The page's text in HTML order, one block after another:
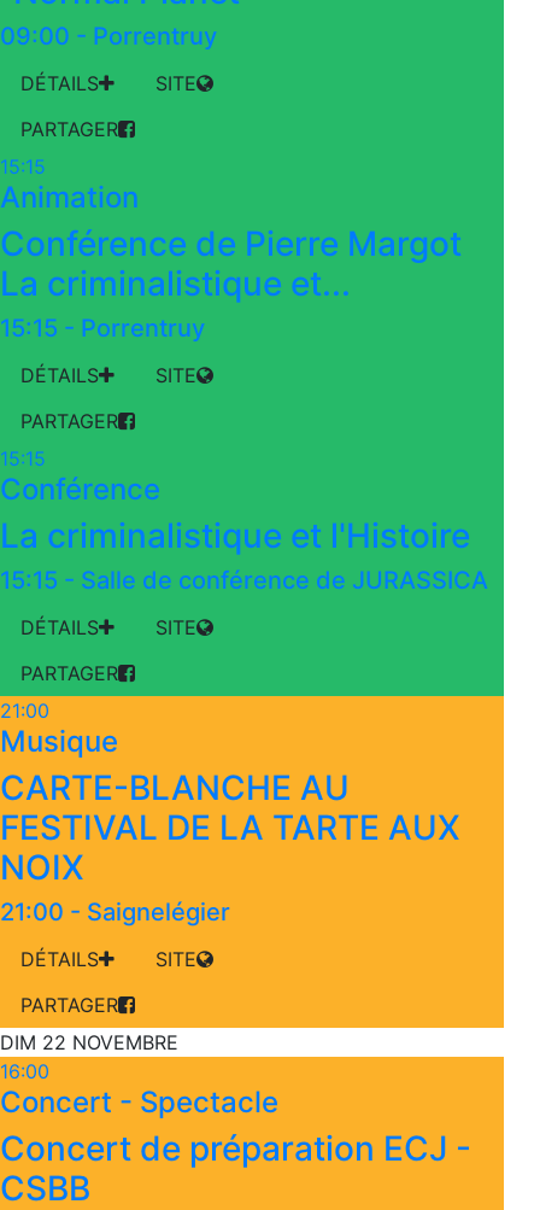
09:00 - Porrentruy
DÉTAILS
SITE
PARTAGER
15:15
Animation
Conférence de Pierre Margot
La criminalistique et...
15:15 - Porrentruy
DÉTAILS
SITE
PARTAGER
15:15
Conférence
La criminalistique et l'Histoire
15:15 - Salle de conférence de JURASSICA
DÉTAILS
SITE
PARTAGER
21:00
Musique
CARTE-BLANCHE AU
FESTIVAL DE LA TARTE AUX
NOIX
21:00 - Saignelégier
DÉTAILS
SITE
PARTAGER
DIM 22 NOVEMBRE
16:00
Concert - Spectacle
Concert de préparation ECJ -
CSBB